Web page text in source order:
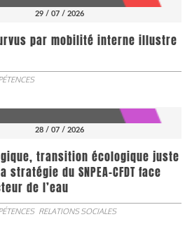
29 / 07 / 2026
par mobilité interne illustre
28 / 07 / 2026
transition écologique juste
du SNPEA-CFDT face
de l’eau
RELATIONS SOCIALES